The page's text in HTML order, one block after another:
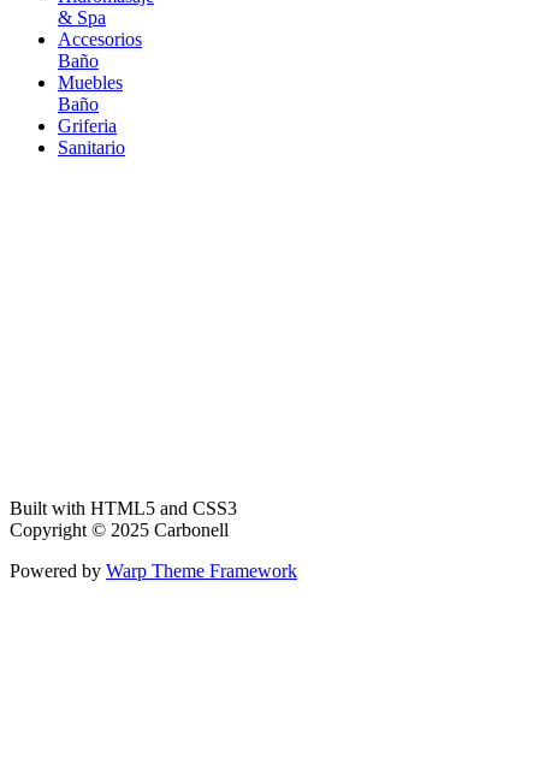
& Spa
Accesorios
Baño
Muebles
Baño
Griferia
Sanitario
Built with HTML5 and CSS3
Copyright © 2025 Carbonell
Powered by Warp Theme Framework